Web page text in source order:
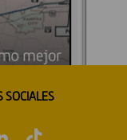
SOCIALES